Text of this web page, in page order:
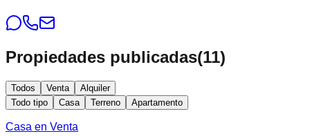
Propiedades publicadas(11)
Todos Venta
Alquiler
Todo tipo
Casa Terreno Apartamento
Casa en Venta